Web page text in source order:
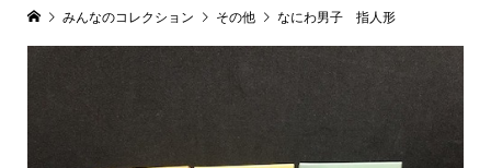
みんなのコレクション その他 なにわ男子 指人形